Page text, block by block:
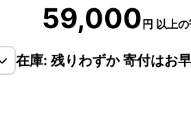
59,000円 以上
在庫: 残りわずか 寄付はお